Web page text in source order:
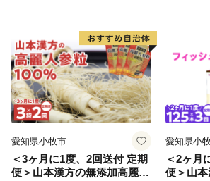
人気 新春 迎春おせち 定番お
せち 本格おせち 洋風おせち
縁起物おせち 12月31日 お届
け お正月 お取り寄せ
人気 新
せち 本
縁起物
け お正
愛知県小牧市
＜3ヶ月に1度、2回送付 定期
便＞山本漢方の無添加高麗人
愛知県小
＜2ヶ月
便＞山